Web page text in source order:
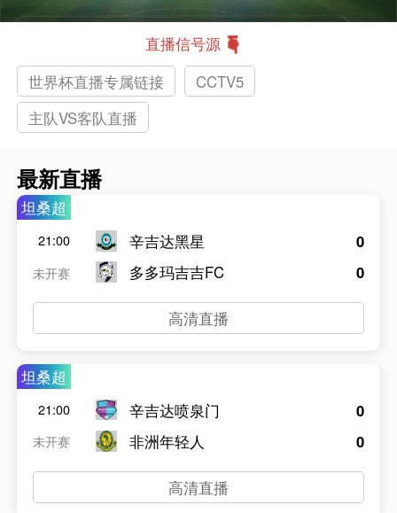
直播信号源
世界杯直播专属链接
CCTV5
主队VS客队直播
最新直播
坦桑超
21:00
未开赛
辛吉达黑星
多多玛吉吉FC
0
0
高清直播
坦桑超
21:00
未开赛
辛吉达喷泉门
非洲年轻人
0
0
高清直播